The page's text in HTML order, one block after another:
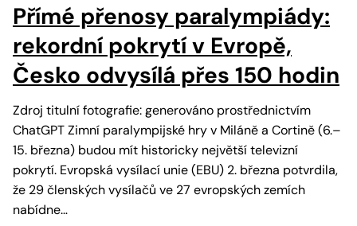
Přímé přenosy paralympiády:
rekordní pokrytí v Evropě,
Česko odvysílá přes 150 hodin
Zdroj titulní fotografie: generováno prostřednictvím
ChatGPT Zimní paralympijské hry v Miláně a Cortině (6.–
15. března) budou mít historicky největší televizní
pokrytí. Evropská vysílací unie (EBU) 2. března potvrdila,
že 29 členských vysílačů ve 27 evropských zemích
nabídne…